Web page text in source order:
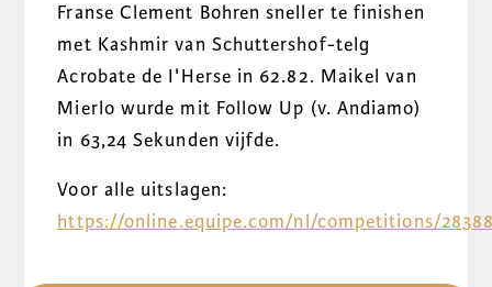
Franse Clement Bohren sneller te finishen
met Kashmir van Schuttershof-telg
Acrobate de I'Herse in 62.82. Maikel van
Mierlo wurde mit Follow Up (v. Andiamo)
in 63,24 Sekunden vijfde.
Voor alle uitslagen:
https://online.equipe.com/nl/competitions/